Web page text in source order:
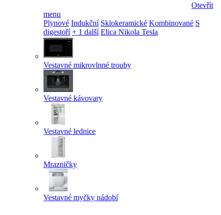
Otevřít
menu
Plynové Indukční Sklokeramické Kombinované S
digestoří + 1 další Elica Nikola Tesla
Vestavné mikrovlnné trouby
Vestavné kávovary
Vestavné lednice
Mrazničky
Vestavné myčky nádobí